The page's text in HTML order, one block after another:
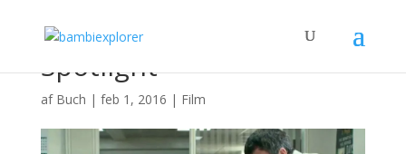
Spotlight
af Buch | feb 1, 2016 | Film